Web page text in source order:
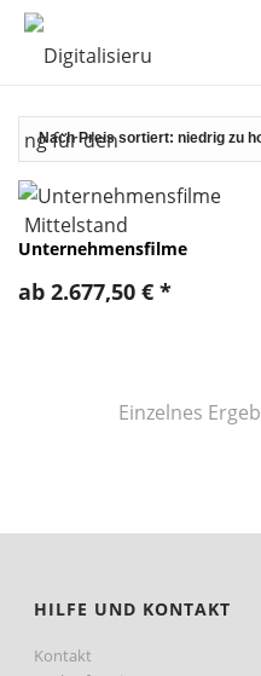
Unternehmensfilme
ab 2.677,50 € *
Einzelnes
HILFE UND KONTAKT
Kontakt